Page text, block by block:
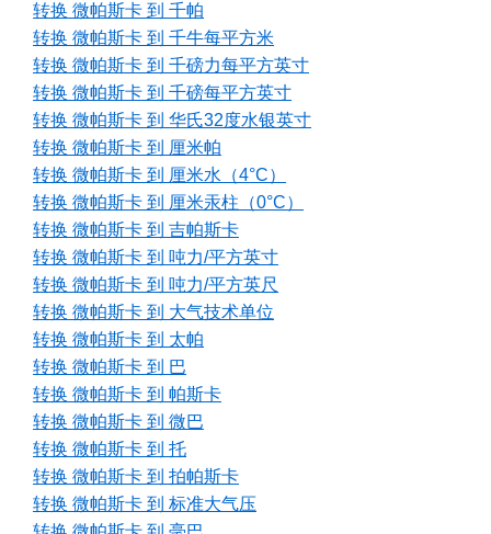
转换 微帕斯卡 到 千帕
转换 微帕斯卡 到 千牛每平方米
转换 微帕斯卡 到 千磅力每平方英寸
转换 微帕斯卡 到 千磅每平方英寸
转换 微帕斯卡 到 华氏32度水银英寸
转换 微帕斯卡 到 厘米帕
转换 微帕斯卡 到 厘米水（4°C）
转换 微帕斯卡 到 厘米汞柱（0°C）
转换 微帕斯卡 到 吉帕斯卡
转换 微帕斯卡 到 吨力/平方英寸
转换 微帕斯卡 到 吨力/平方英尺
转换 微帕斯卡 到 大气技术单位
转换 微帕斯卡 到 太帕
转换 微帕斯卡 到 巴
转换 微帕斯卡 到 帕斯卡
转换 微帕斯卡 到 微巴
转换 微帕斯卡 到 托
转换 微帕斯卡 到 拍帕斯卡
转换 微帕斯卡 到 标准大气压